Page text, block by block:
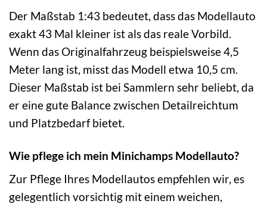
Der Maßstab 1:43 bedeutet, dass das Modellauto
exakt 43 Mal kleiner ist als das reale Vorbild.
Wenn das Originalfahrzeug beispielsweise 4,5
Meter lang ist, misst das Modell etwa 10,5 cm.
Dieser Maßstab ist bei Sammlern sehr beliebt, da
er eine gute Balance zwischen Detailreichtum
und Platzbedarf bietet.
Wie pflege ich mein Minichamps Modellauto?
Zur Pflege Ihres Modellautos empfehlen wir, es
gelegentlich vorsichtig mit einem weichen,